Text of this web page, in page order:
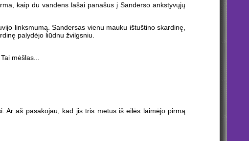
kaip du vandens lašai panašus į Sanderso ankstyvųjų
linksmumą. Sandersas vienu mauku ištuštino skardinę,
palydėjo liūdnu žvilgsniu.
mėšlas...
Ar aš pasakojau, kad jis tris metus iš eilės laimėjo pirmą